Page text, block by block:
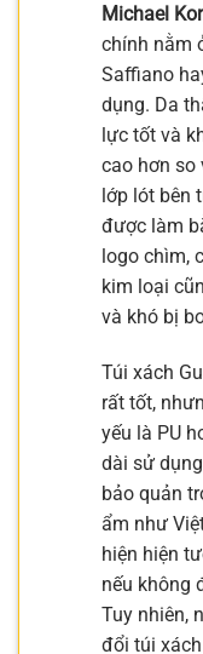
Michael
chính nằm
Saffiano
dụng. Da
lực tốt và
cao hơn so
lớp lót bên
được làm
logo chìm,
kim loại
và khó bị
Túi xách
rất tốt,
yếu là PU
dài sử
bảo quản
ẩm như
hiện hiện
nếu không
Tuy nhiên,
đổi túi